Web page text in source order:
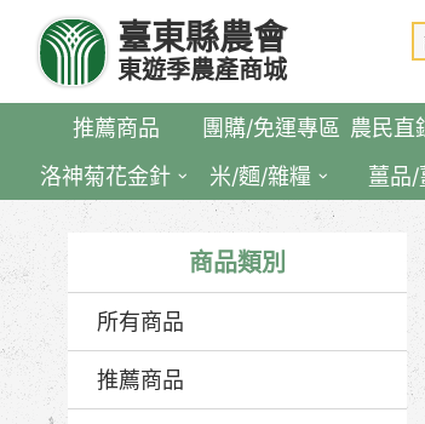
要
臺東縣農會
東遊季農產商城
推薦商品 團購/免運專區 農民直
洛神菊花金針
米/麵/雜糧 薑品/
商品類別
所有商品
推薦商品